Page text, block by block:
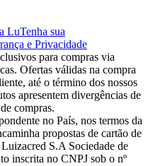
LuTenha sua
e Privacidade
para compras via
Ofertas válidas na compra
até o término dos nossos
apresentem divergências de
compras.
no País, nos termos da
propostas de cartão de
S.A Sociedade de
inscrita no CNPJ sob o nº